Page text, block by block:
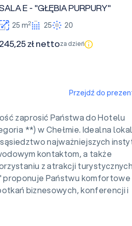
E - "GŁĘBIA PURPURY"
25 m2 25 20
zł nettoza dzień
Przejdź do
zaprosić Państwa do Hotelu
**) w Chełmie. Idealna
najważniejszych
kontaktom, a także
z atrakcji
proponuje Państwu komfortowe
biznesowych, konferencji i